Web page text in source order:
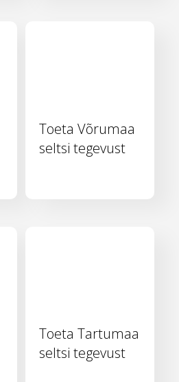
Toeta Võrumaa
seltsi tegevust
Toeta Tartumaa
seltsi tegevust